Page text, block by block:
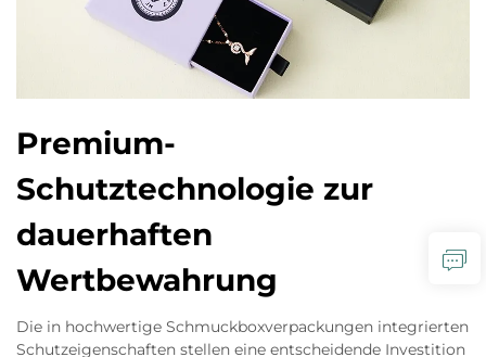
Premium-
Schutztechnologie zur
dauerhaften
Wertbewahrung
Die in hochwertige Schmuckboxverpackungen integrierten
Schutzeigenschaften stellen eine entscheidende Investition